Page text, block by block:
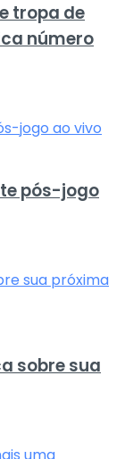
tropa de
número
pós-jogo
sobre sua